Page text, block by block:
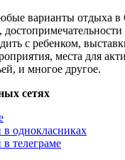
варианты отдыха
с ребенком,
места для
и многое другое.
сетях
однокласниках
телеграме